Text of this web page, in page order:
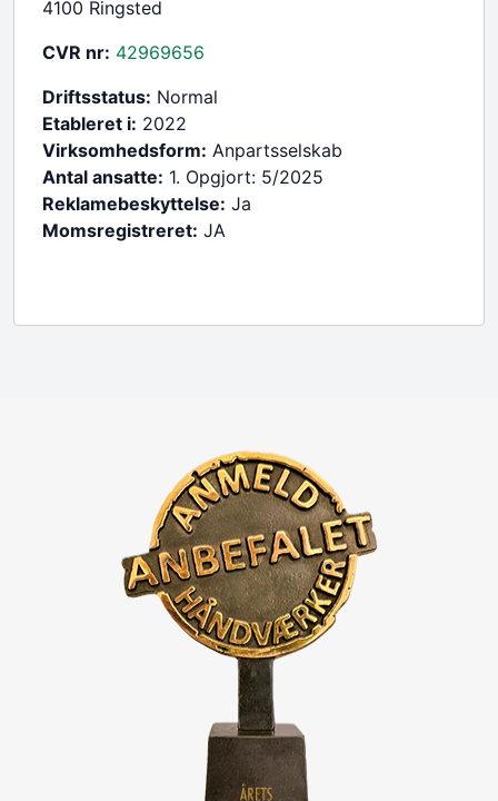
4100 Ringsted
CVR nr: 42969656
Driftsstatus: Normal
Etableret i: 2022
Virksomhedsform: Anpartsselskab
Antal ansatte: 1. Opgjort: 5/2025
Reklamebeskyttelse: Ja
Momsregistreret: JA